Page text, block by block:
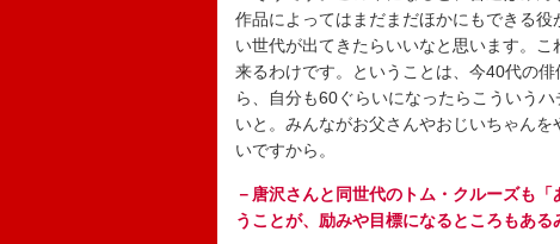
作品によってはまだまだほかにもできる
い世代が出てきたらいいなと思います。
来るわけです。ということは、今40代の
ら、自分も60ぐらいになったらこういう
いと。みんながお父さんやおじいちゃん
いですから。
－唐沢さんと同世代のトム・クルーズも
うことが、励みや目標になるところもある